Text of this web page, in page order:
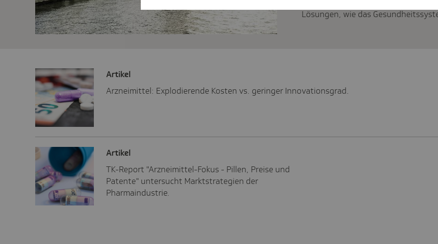
Herausforderungen in der
Lösungen, wie das
Artikel
Arzneimittel: Explodierende Kosten vs. geringer Innovationsgrad.
Artikel
TK-Report "Arzneimittel-Fokus - Pillen, Preise und
Patente" untersucht Marktstrategien der
Pharmaindustrie.